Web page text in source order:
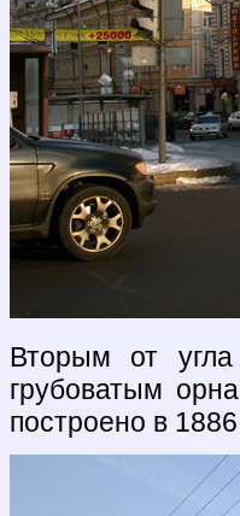
Вторым от
грубоватым
построено в